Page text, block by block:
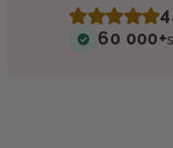
60 000+